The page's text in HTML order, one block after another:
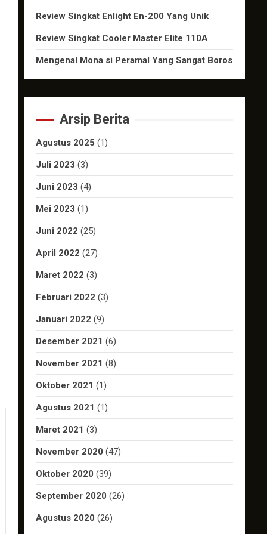
Review Singkat Enlight En-200 Yang Unik
Review Singkat Cooler Master Elite 110A
Mengenal Mona si Peramal Yang Sangat Boros
Arsip Berita
Agustus 2025 (1)
Juli 2023 (3)
Juni 2023 (4)
Mei 2023 (1)
Juni 2022 (25)
April 2022 (27)
Maret 2022 (3)
Februari 2022 (3)
Januari 2022 (9)
Desember 2021 (6)
November 2021 (8)
Oktober 2021 (1)
Agustus 2021 (1)
Maret 2021 (3)
November 2020 (47)
Oktober 2020 (39)
September 2020 (26)
Agustus 2020 (26)